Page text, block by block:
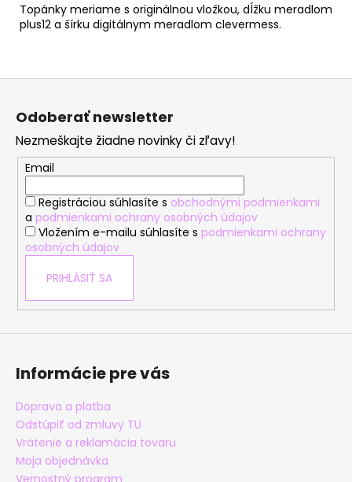
Topánky meriame s originálnou vložkou, dĺžku meradlom
plus12 a šírku digitálnym meradlom clevermess.
Z
Odoberať newsletter
Nezmeškajte žiadne novinky či zľavy!
Email
Registráciou súhlasíte s obchodnými podmienkami
a podmienkami ochrany osobných údajov
Vložením e-mailu súhlasíte s podmienkami ochrany
osobných údajov
PRIHLÁSIŤ SA
Informácie pre vás
Doprava a platba
Odstúpiť od zmluvy TU
Vrátenie a reklamácia tovaru
Moja objednávka
Vernostný program